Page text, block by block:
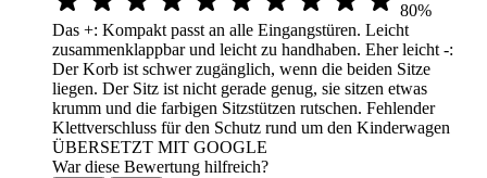
80%
Das +: Kompakt passt an alle Eingangstüren. Leicht
zusammenklappbar und leicht zu handhaben. Eher leicht -:
Der Korb ist schwer zugänglich, wenn die beiden Sitze
liegen. Der Sitz ist nicht gerade genug, sie sitzen etwas
krumm und die farbigen Sitzstützen rutschen. Fehlender
Klettverschluss für den Schutz rund um den Kinderwagen
ÜBERSETZT MIT GOOGLE
War diese Bewertung hilfreich?